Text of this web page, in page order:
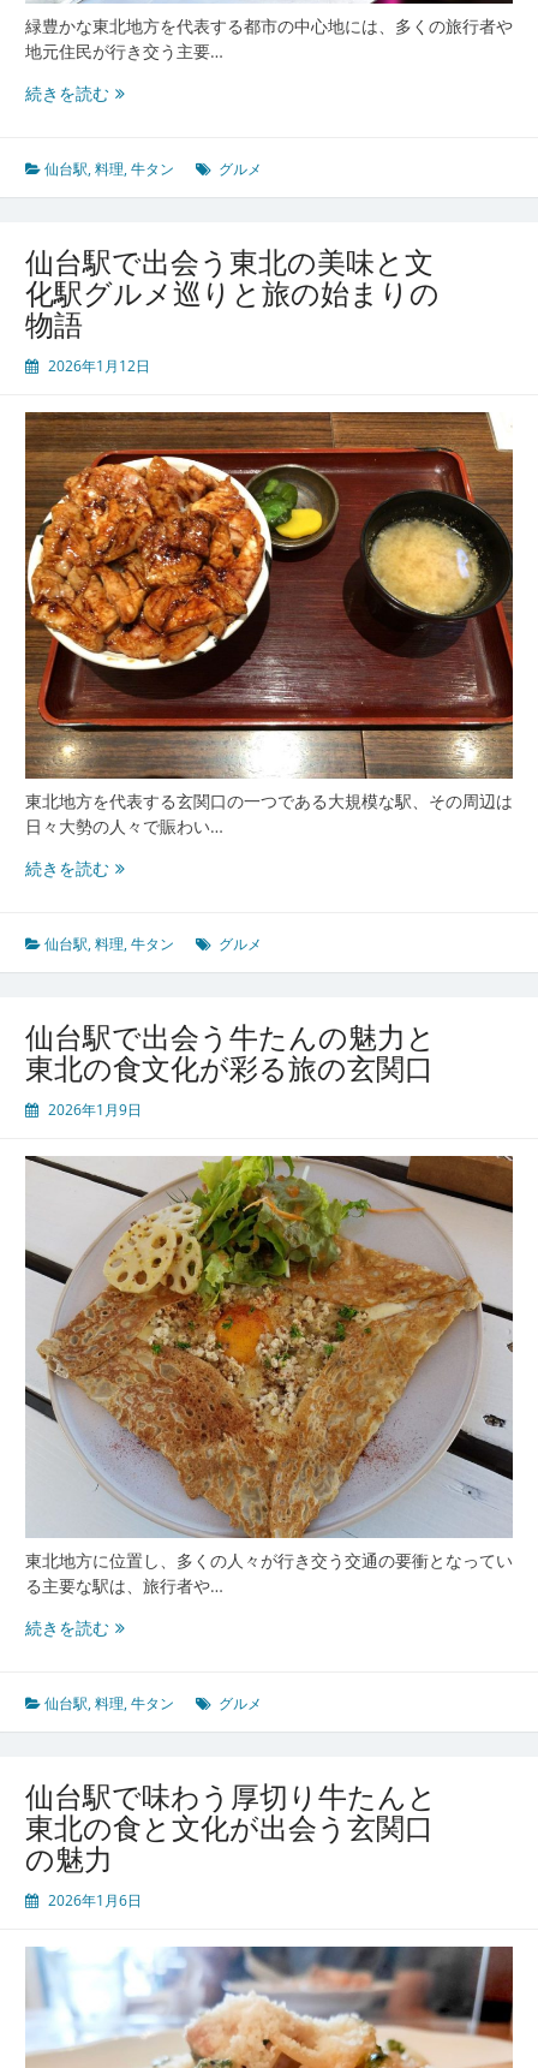
緑豊かな東北地方を代表する都市の中心地には、多くの旅行者や
地元住民が行き交う主要…
続きを読む仙
の
躍
味
わ
切
肉
料
理
と
東
北
食
文
化
が
彩
る
グ
ル
メ
紀
行
仙台駅,料理,牛タン グルメ
仙台駅で出会う東北の美味と文
化駅グルメ巡りと旅の始まりの
物語
2026年1月12日
東北地方を代表する玄関口の一つである大規模な駅、その周辺は
日々大勢の人々で賑わい…
続きを読む仙
で
出
東
北
美
文
化
駅
グ
ル
メ
巡
り
と
旅
の
始
ま
物
語
仙台駅,料理,牛タン グルメ
仙台駅で出会う牛たんの魅力と
東北の食文化が彩る旅の玄関口
2026年1月9日
東北地方に位置し、多くの人々が行き交う交通の要衝となってい
る主要な駅は、旅行者や…
続きを読む仙
で
出
牛
た
ん
魅
と
東
北
の
仙台駅,料理,牛タン グルメ
仙台駅で味わう厚切り牛たんと
東北の食と文化が出会う玄関口
の魅力
2026年1月6日